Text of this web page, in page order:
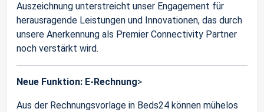
Auszeichnung unterstreicht unser Engagement für
herausragende Leistungen und Innovationen, das durch
unsere Anerkennung als Premier Connectivity Partner
noch verstärkt wird.
Neue Funktion: E-Rechnung>
Aus der Rechnungsvorlage in Beds24 können mühelos